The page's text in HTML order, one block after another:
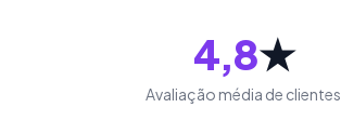
4,8★
Avaliação média de clientes